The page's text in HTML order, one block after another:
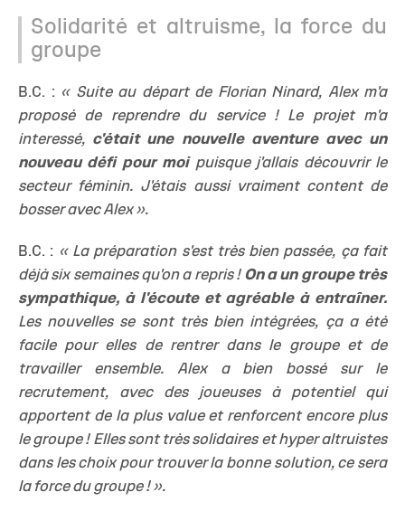
Solidarité et altruisme, la force du
groupe
B.C. : « Suite au départ de Florian Ninard, Alex m'a
proposé de reprendre du service ! Le projet m'a
interessé, c'était une nouvelle aventure avec un
nouveau défi pour moipuisque j'allais découvrir le
secteur féminin. J'étais aussi vraiment content de
bosser avec Alex ».
B.C. : « La préparation s'est très bien passée, ça fait
déjà six semaines qu'on a repris ! On a un groupe très
sympathique, à l'écoute et agréable à entraîner.
Les nouvelles se sont très bien intégrées, ça a été
facile pour elles de rentrer dans le groupe et de
travailler ensemble. Alex a bien bossé sur le
recrutement, avec des joueuses à potentiel qui
apportent de la plus value et renforcent encore plus
le groupe ! Elles sont très solidaires et hyper altruistes
dans les choix pour trouver la bonne solution, ce sera
la force du groupe ! ».